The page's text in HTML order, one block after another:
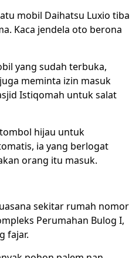
mobil Daihatsu Luxio tiba
Kaca jendela oto berona
yang sudah terbuka,
meminta izin masuk
Istiqomah untuk salat
hijau untuk
ia yang berlogat
orang itu masuk.
sekitar rumah nomor
Perumahan Bulog I,
fajar.